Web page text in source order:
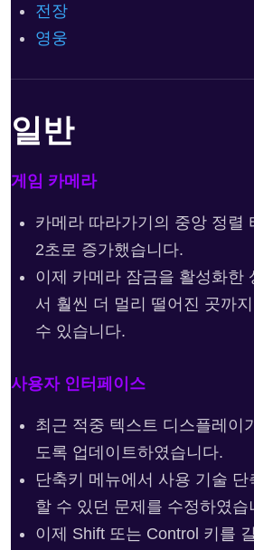
전장
영웅
일반
게임 카메라
카메라 따라가기의 중앙 정렬
2초로 증가했습니다.
이제 카메라 잠금을 활성화한
서 훨씬 더 멀리 떨어진 곳까
수 있습니다.
사용자 인터페이스
최근 적중 텍스트 디스플레이
도록 업데이트하였습니다.
단축키 메뉴에서 사용 기술 단
할 수 있던 문제를 수정하였습
이제 Shift 또는 Control 키를